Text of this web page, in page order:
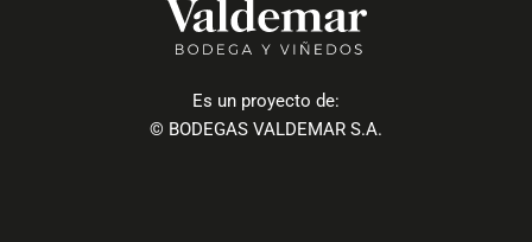
Es un proyecto de:
© BODEGAS VALDEMAR S.A.